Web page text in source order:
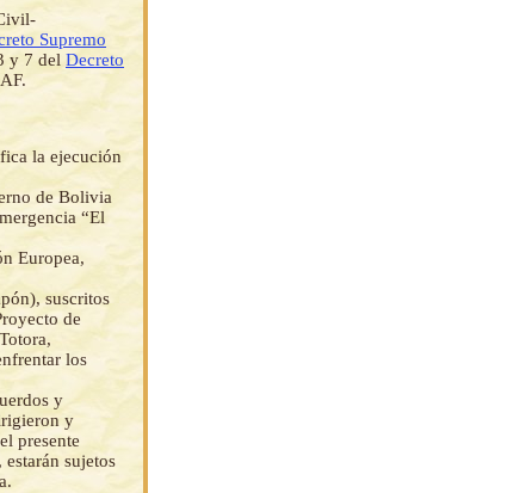
Supremo
y 7 del Decreto
la ejecución
de Bolivia
“El
Europea,
suscritos
de
los
y
y
presente
sujetos